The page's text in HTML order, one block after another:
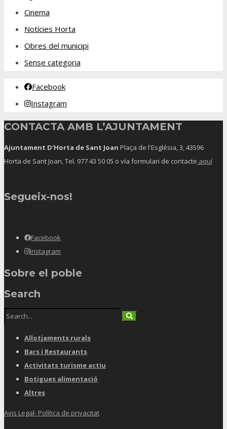
Cinema
Notícies Horta
Obres del municipi
Sense categoria
Facebook
Instagram
CONTACTA AMB L’AJUNTAMENT
Ajuntament D'Horta de Sant Joan Plaça de l'Església, 3, 43596
Horta de Sant Joan, Tel. 977 43 50 05 o vía formulari de contacte aquí
Segueix-nos!
Facebook
Instagram
Sobre el poble
Search
Allotjaments rurals
Bars i Restaurants
Activitats turisme actiu
Botigues alimentació
Altres
Avis Legal- Política de privacitat